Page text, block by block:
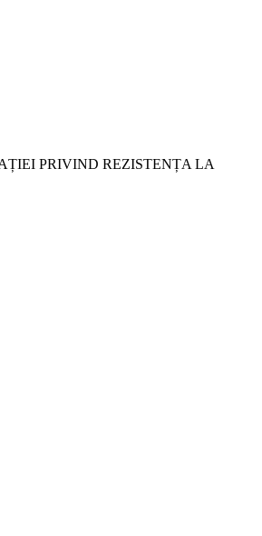
PRIVIND REZISTENȚA LA